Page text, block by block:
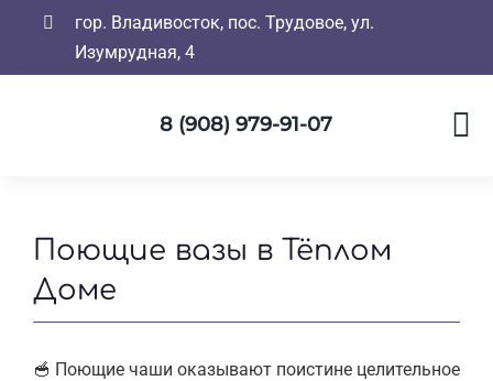
гор. Владивосток, пос. Трудовое, ул.
Изумрудная, 4
8 (908) 979-91-07
Поющие вазы в Тёплом
Доме
🥣 Поющие чаши оказывают поистине целительное